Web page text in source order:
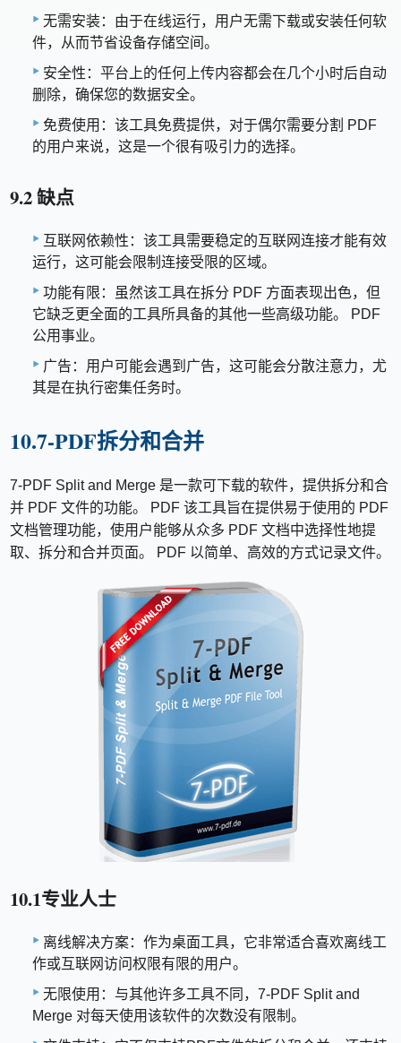
无需安装：由于在线运行，用户无需下载或安装任何软
件，从而节省设备存储空间。
安全性：平台上的任何上传内容都会在几个小时后自动
删除，确保您的数据安全。
免费使用：该工具免费提供，对于偶尔需要分割 PDF
的用户来说，这是一个很有吸引力的选择。
9.2 缺点
互联网依赖性：该工具需要稳定的互联网连接才能有效
运行，这可能会限制连接受限的区域。
功能有限：虽然该工具在拆分 PDF 方面表现出色，但
它缺乏更全面的工具所具备的其他一些高级功能。 PDF
公用事业。
广告：用户可能会遇到广告，这可能会分散注意力，尤
其是在执行密集任务时。
10.7-PDF拆分和合并
7-PDF Split and Merge 是一款可下载的软件，提供拆分和合
并 PDF 文件的功能。 PDF 该工具旨在提供易于使用的 PDF
文档管理功能，使用户能够从众多 PDF 文档中选择性地提
取、拆分和合并页面。 PDF 以简单、高效的方式记录文件。
10.1专业人士
离线解决方案：作为桌面工具，它非常适合喜欢离线工
作或互联网访问权限有限的用户。
无限使用：与其他许多工具不同，7-PDF Split and
Merge 对每天使用该软件的次数没有限制。